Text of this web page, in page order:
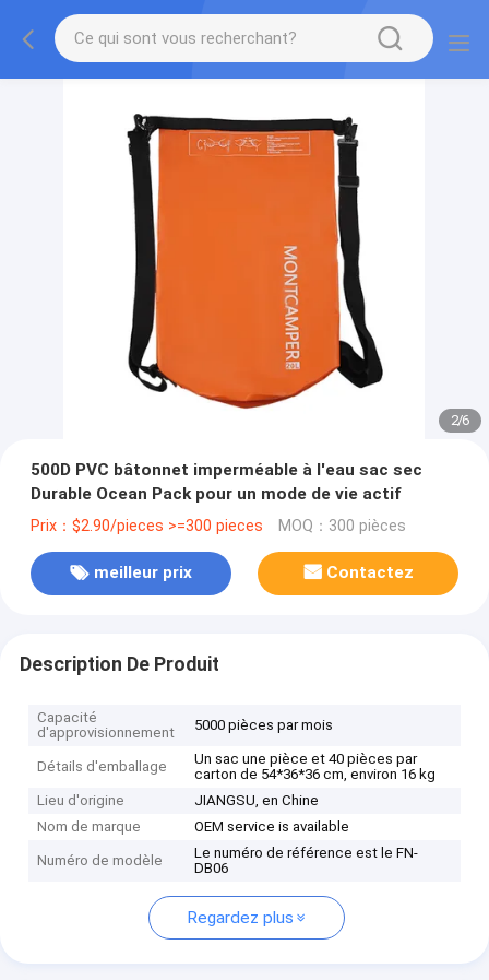
2/6
500D PVC bâtonnet imperméable à l'eau sac sec
Durable Ocean Pack pour un mode de vie actif
Prix：$2.90/pieces >=300 pieces MOQ：300 pièces
meilleur prix Contactez
Description De Produit
Capacité
d'approvisionnement
5000 pièces par mois
Détails d'emballage
Un sac une pièce et 40 pièces par
carton de 54*36*36 cm, environ 16 kg
Lieu d'origine
JIANGSU, en Chine
Nom de marque
OEM service is available
Numéro de modèle
Le numéro de référence est le FN-
DB06
Regardez plus